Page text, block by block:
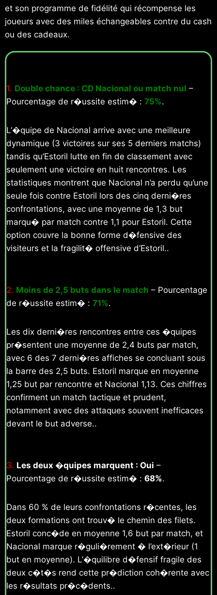
et son programme de fidélité qui récompense les
joueurs avec des miles échangeables contre du cash
ou des cadeaux.
1. Double chance : CD Nacional ou match nul –
Pourcentage de r�ussite estim� : 75%.
L’�quipe de Nacional arrive avec une meilleure
dynamique (3 victoires sur ses 5 derniers matchs)
tandis qu’Estoril lutte en fin de classement avec
seulement une victoire en huit rencontres. Les
statistiques montrent que Nacional n’a perdu qu’une
seule fois contre Estoril lors des cinq derni�res
confrontations, avec une moyenne de 1,3 but
marqu� par match contre 1,1 pour Estoril. Cette
option couvre la bonne forme d�fensive des
visiteurs et la fragilit� offensive d’Estoril..
2. Moins de 2,5 buts dans le match – Pourcentage
de r�ussite estim� : 71%.
Les dix derni�res rencontres entre ces �quipes
pr�sentent une moyenne de 2,4 buts par match,
avec 6 des 7 derni�res affiches se concluant sous
la barre des 2,5 buts. Estoril marque en moyenne
1,25 but par rencontre et Nacional 1,13. Ces chiffres
confirment un match tactique et prudent,
notamment avec des attaques souvent inefficaces
devant le but adverse..
3. Les deux �quipes marquent : Oui –
Pourcentage de r�ussite estim� : 68%.
Dans 60 % de leurs confrontations r�centes, les
deux formations ont trouv� le chemin des filets.
Estoril conc�de en moyenne 1,6 but par match, et
Nacional marque r�guli�rement � l’ext�rieur (1
but en moyenne). L’�quilibre d�fensif fragile des
deux c�t�s rend cette pr�diction coh�rente avec
les r�sultats pr�c�dents..